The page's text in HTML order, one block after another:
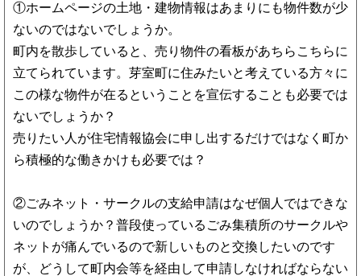
①ホームページの土地・建物情報はあまりにも物件数が少
ないのではないでしょうか。
町内を散歩していると、売り物件の看板があちらこちらに
立てられています。芽室町に住みたいと考えている方々に
この様な物件が在るということを宣伝することも必要では
ないでしょうか？
売りたい人が住宅情報協会に申し出するだけではなく町か
ら積極的な働きかけも必要では？
②ごみネット・サークルの支給申請はなぜ個人ではできな
いのでしょうか？普段使っているごみ集積所のサークルや
ネットが痛んでいるので新しいものと交換したいのです
が、どうして町内会等を経由して申請しなければならない